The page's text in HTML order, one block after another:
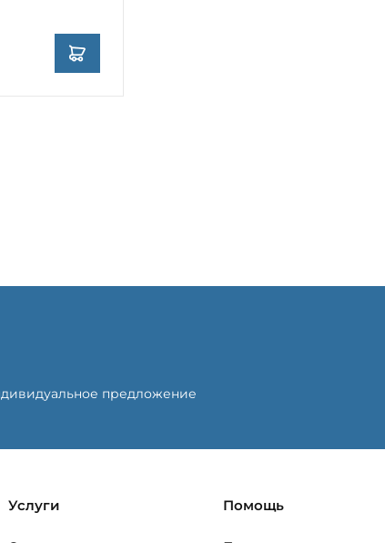
предложение
Услуги Помощь